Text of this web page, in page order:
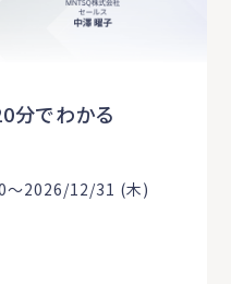
分でわかる
〜2026/12/31 (木)